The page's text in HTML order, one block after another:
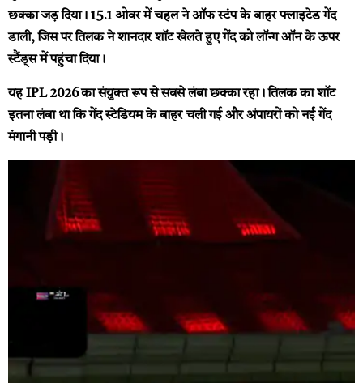
छक्का जड़ दिया। 15.1 ओवर में चहल ने ऑफ स्टंप के बाहर फ्लाइटेड गेंद
डाली, जिस पर तिलक ने शानदार शॉट खेलते हुए गेंद को लॉन्ग ऑन के ऊपर
स्टैंड्स में पहुंचा दिया।
यह IPL 2026 का संयुक्त रूप से सबसे लंबा छक्का रहा। तिलक का शॉट
इतना लंबा था कि गेंद स्टेडियम के बाहर चली गई और अंपायरों को नई गेंद
मंगानी पड़ी।